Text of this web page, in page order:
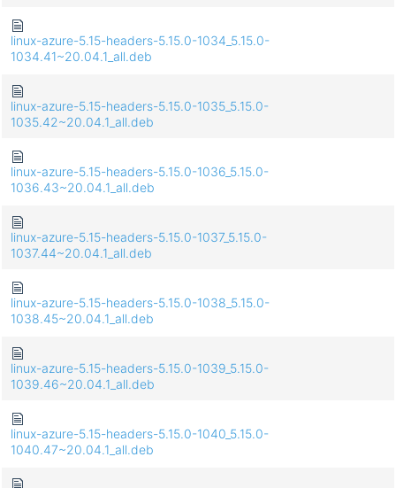
linux-azure-5.15-headers-5.15.0-1034_5.15.0-
1034.41~20.04.1_all.deb
linux-azure-5.15-headers-5.15.0-1035_5.15.0-
1035.42~20.04.1_all.deb
linux-azure-5.15-headers-5.15.0-1036_5.15.0-
1036.43~20.04.1_all.deb
linux-azure-5.15-headers-5.15.0-1037_5.15.0-
1037.44~20.04.1_all.deb
linux-azure-5.15-headers-5.15.0-1038_5.15.0-
1038.45~20.04.1_all.deb
linux-azure-5.15-headers-5.15.0-1039_5.15.0-
1039.46~20.04.1_all.deb
linux-azure-5.15-headers-5.15.0-1040_5.15.0-
1040.47~20.04.1_all.deb